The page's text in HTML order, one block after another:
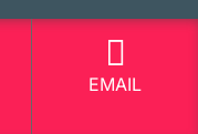
EMAIL